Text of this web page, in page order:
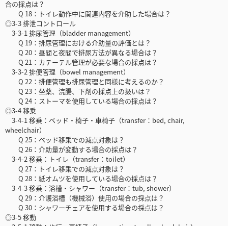
合の採点は？
Q 18：トイレ動作中に関連内容を介助した場合は？
◎3-3 排泄コントロール
3-3-1 排尿管理（bladder management）
Q 19：排尿管理における介助量の評価とは？
Q 20：昼間と夜間で排尿方法が異なる場合は？
Q 21：カテーテル管理が必要な場合の採点は？
3-3-2 排便管理（bowel management）
Q 22：排便管理も排尿管理と同様に考えるのか？
Q 23：坐薬、浣腸、下剤の採点上の扱いは？
Q 24：ストーマを使用している場合の採点は？
◎3-4 移乗
3-4-1 移乗：ベッド・椅子・車椅子（transfer：bed, chair,
wheelchair）
Q 25：ベッド移乗での減点対象は？
Q 26：介助量が変動する場合の採点は？
3-4-2 移乗：トイレ（transfer：toilet）
Q 27：トイレ移乗での減点対象は？
Q 28：紙オムツを使用している場合の採点は？
3-4-3 移乗：浴槽・シャワー（transfer：tub, shower）
Q 29：介護浴槽（機械浴）使用の場合の採点は？
Q 30：シャワーチェアを使用する場合の採点は？
◎3-5 移動